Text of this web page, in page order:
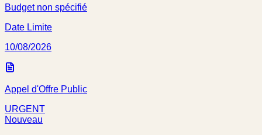
Budget non spécifié
Date Limite
10/08/2026
Appel d'Offre Public
URGENT
Nouveau